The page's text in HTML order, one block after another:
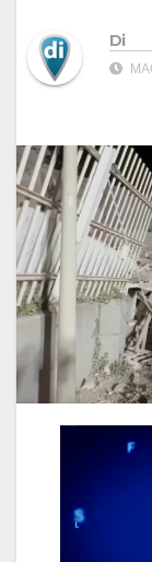
Di